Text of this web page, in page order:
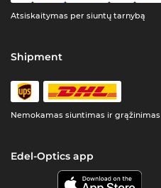
Atsiskaitymas per siuntų tarnybą
Shipment
Nemokamas siuntimas ir grąžinimas
Edel-Optics app